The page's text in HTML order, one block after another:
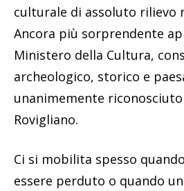
culturale di assoluto rilievo
Ancora più sorprendente
Ministero della Cultura,
archeologico, storico e
unanimemente
Rovigliano.
Ci si mobilita spesso
essere perduto o quando